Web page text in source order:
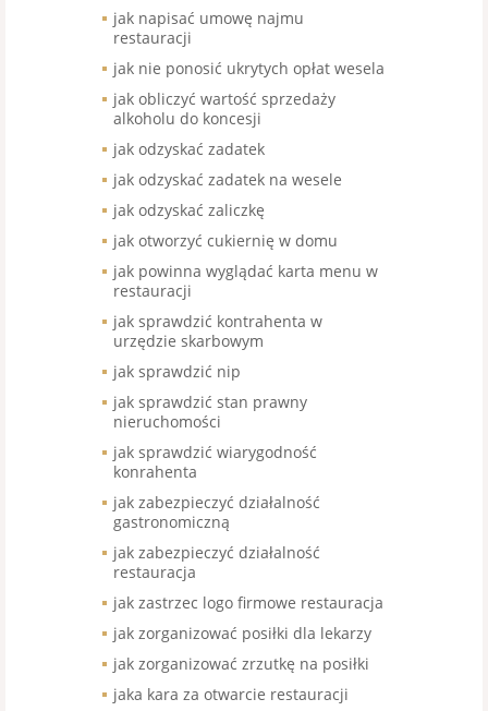
jak napisać umowę najmu
restauracji
jak nie ponosić ukrytych opłat wesela
jak obliczyć wartość sprzedaży
alkoholu do koncesji
jak odzyskać zadatek
jak odzyskać zadatek na wesele
jak odzyskać zaliczkę
jak otworzyć cukiernię w domu
jak powinna wyglądać karta menu w
restauracji
jak sprawdzić kontrahenta w
urzędzie skarbowym
jak sprawdzić nip
jak sprawdzić stan prawny
nieruchomości
jak sprawdzić wiarygodność
konrahenta
jak zabezpieczyć działalność
gastronomiczną
jak zabezpieczyć działalność
restauracja
jak zastrzec logo firmowe restauracja
jak zorganizować posiłki dla lekarzy
jak zorganizować zrzutkę na posiłki
jaka kara za otwarcie restauracji